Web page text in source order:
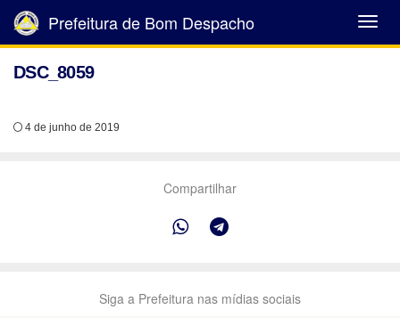
Abrir
Menu
Prefeitura de Bom Despacho
DSC_8059
4 de junho de 2019
Compartilhar
Siga a Prefeitura nas mídias sociais